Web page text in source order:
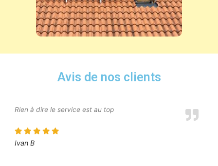
Avis de nos clients
Rien à dire le service est au top
Ivan B